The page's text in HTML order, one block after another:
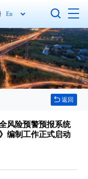
返回
风险预警预报系统
编制工作正式启动